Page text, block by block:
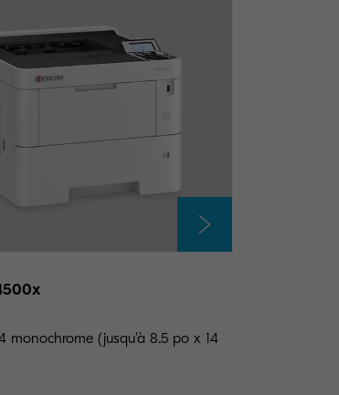
monochrome (jusqu'à 8.5 po x 14